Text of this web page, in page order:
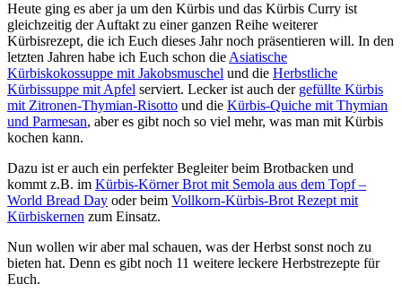
Heute ging es aber ja um den Kürbis und das Kürbis Curry ist
gleichzeitig der Auftakt zu einer ganzen Reihe weiterer
Kürbisrezept, die ich Euch dieses Jahr noch präsentieren will. In den
letzten Jahren habe ich Euch schon die Asiatische
Kürbiskokossuppe mit Jakobsmuschel und die Herbstliche
Kürbissuppe mit Apfel serviert. Lecker ist auch der gefüllte Kürbis
mit Zitronen-Thymian-Risotto und die Kürbis-Quiche mit Thymian
und Parmesan, aber es gibt noch so viel mehr, was man mit Kürbis
kochen kann.
Dazu ist er auch ein perfekter Begleiter beim Brotbacken und
kommt z.B. im Kürbis-Körner Brot mit Semola aus dem Topf –
World Bread Day oder beim Vollkorn-Kürbis-Brot Rezept mit
Kürbiskernen zum Einsatz.
Nun wollen wir aber mal schauen, was der Herbst sonst noch zu
bieten hat. Denn es gibt noch 11 weitere leckere Herbstrezepte für
Euch.